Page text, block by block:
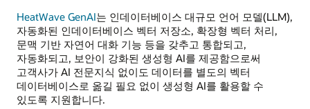
HeatWave GenAI는 인데이터베이스 대규모 언어 모델(LLM),
자동화된 인데이터베이스 벡터 저장소, 확장형 벡터 처리,
문맥 기반 자연어 대화 기능 등을 갖추고 통합되고,
자동화되고, 보안이 강화된 생성형 AI를 제공함으로써
고객사가 AI 전문지식 없이도 데이터를 별도의 벡터
데이터베이스로 옮길 필요 없이 생성형 AI를 활용할 수
있도록 지원합니다.